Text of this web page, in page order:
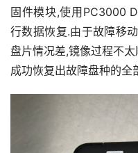
固件模块,使用PC3000
行数据恢复.由于故障移
盘片情况差,镜像过程不
成功恢复出故障盘种的全